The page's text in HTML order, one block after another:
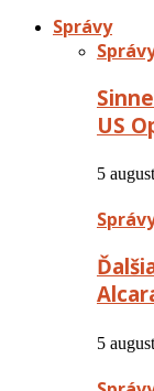
Správy
US
5
5